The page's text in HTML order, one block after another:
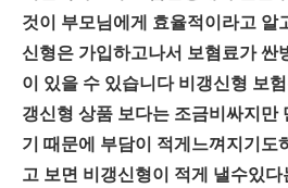
것이 부모님에게 효율적이라고 알
신형은 가입하고나서 보혐료가 싼
이 있을 수 있습니다 비갱신형 보
갱신형 상품 보다는 조금비싸지만
기 때문에 부담이 적게느껴지기도
고 보면 비갱신형이 적게 낼수있